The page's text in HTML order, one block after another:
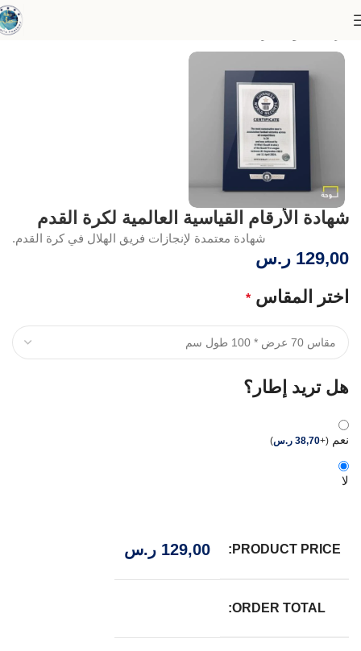
شهادة الأرقام القياسية العالمية لكرة القدم
شهادة معتمدة لإنجازات فريق الهلال في كرة القدم.
129,00 ر.س
اختر المقاس *
هل تريد إطار؟
نعم (
+
38,70 ر.س)
لا
PRODUCT PRICE:
129,00 ر.س
ORDER TOTAL: